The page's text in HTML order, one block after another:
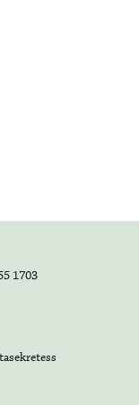
1703